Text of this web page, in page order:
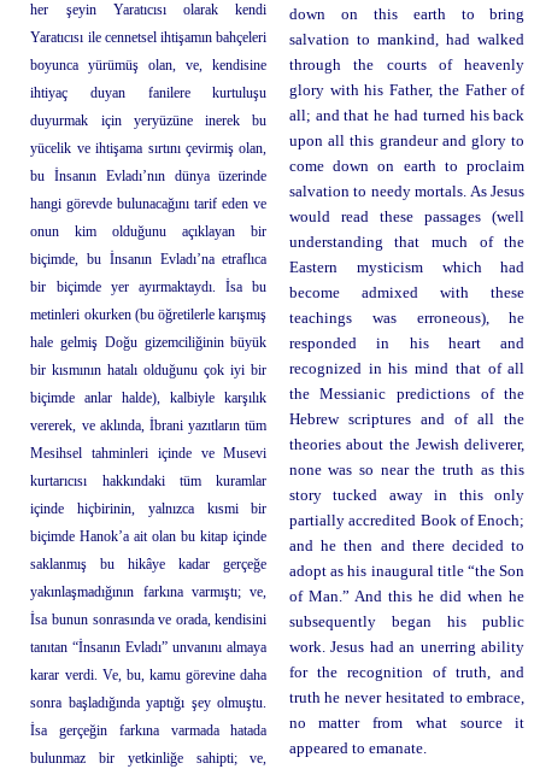
her şeyin Yaratıcısı olarak kendi
Yaratıcısı ile cennetsel ihtişamın bahçeleri
boyunca yürümüş olan, ve, kendisine
ihtiyaç duyan fanilere kurtuluşu
duyurmak için yeryüzüne inerek bu
yücelik ve ihtişama sırtını çevirmiş olan,
bu İnsanın Evladı’nın dünya üzerinde
hangi görevde bulunacağını tarif eden ve
onun kim olduğunu açıklayan bir
biçimde, bu İnsanın Evladı’na etraflıca
bir biçimde yer ayırmaktaydı. İsa bu
metinleri okurken (bu öğretilerle karışmış
hale gelmiş Doğu gizemciliğinin büyük
bir kısmının hatalı olduğunu çok iyi bir
biçimde anlar halde), kalbiyle karşılık
vererek, ve aklında, İbrani yazıtların tüm
Mesihsel tahminleri içinde ve Musevi
kurtarıcısı hakkındaki tüm kuramlar
içinde hiçbirinin, yalnızca kısmi bir
biçimde Hanok’a ait olan bu kitap içinde
saklanmış bu hikâye kadar gerçeğe
yakınlaşmadığının farkına varmıştı; ve,
İsa bunun sonrasında ve orada, kendisini
tanıtan “İnsanın Evladı” unvanını almaya
karar verdi. Ve, bu, kamu görevine daha
sonra başladığında yaptığı şey olmuştu.
İsa gerçeğin farkına varmada hatada
bulunmaz bir yetkinliğe sahipti; ve,
down on this earth to bring
salvation to mankind, had walked
through the courts of heavenly
glory with his Father, the Father of
all; and that he had turned his back
upon all this grandeur and glory to
come down on earth to proclaim
salvation to needy mortals. As Jesus
would read these passages (well
understanding that much of the
Eastern mysticism which had
become admixed with these
teachings was erroneous), he
responded in his heart and
recognized in his mind that of all
the Messianic predictions of the
Hebrew scriptures and of all the
theories about the Jewish deliverer,
none was so near the truth as this
story tucked away in this only
partially accredited Book of Enoch;
and he then and there decided to
adopt as his inaugural title “the Son
of Man.” And this he did when he
subsequently began his public
work. Jesus had an unerring ability
for the recognition of truth, and
truth he never hesitated to embrace,
no matter from what source it
appeared to emanate.